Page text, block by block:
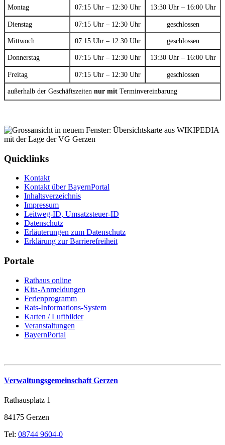
Montag 07:15 Uhr – 12:30 Uhr 13:30 Uhr – 16:00 Uhr
Dienstag 07:15 Uhr – 12:30 Uhr geschlossen
Mittwoch 07:15 Uhr – 12:30 Uhr geschlossen
Donnerstag 07:15 Uhr – 12:30 Uhr 13:30 Uhr – 16:00 Uhr
Freitag 07:15 Uhr – 12:30 Uhr geschlossen
außerhalb der Geschäftszeiten nur mit Terminvereinbarung
Quicklinks
Kontakt
Kontakt über BayernPortal
Inhaltsverzeichnis
Impressum
Leitweg-ID, Umsatzsteuer-ID
Datenschutz
Erläuterungen zum Datenschutz
Erklärung zur Barrierefreiheit
Portale
Rathaus online
Kita-Anmeldungen
Ferienprogramm
Rats-Informations-System
Karten / Luftbilder
Veranstaltungen
BayernPortal
Verwaltungsgemeinschaft Gerzen
Rathausplatz 1
84175 Gerzen
Tel: 08744 9604-0